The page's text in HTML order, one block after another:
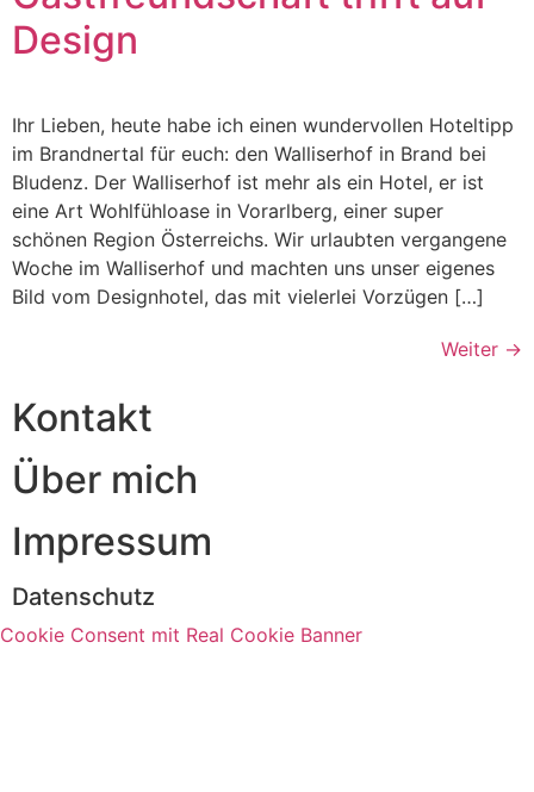
Design
Ihr Lieben, heute habe ich einen wundervollen Hoteltipp
im Brandnertal für euch: den Walliserhof in Brand bei
Bludenz. Der Walliserhof ist mehr als ein Hotel, er ist
eine Art Wohlfühloase in Vorarlberg, einer super
schönen Region Österreichs. Wir urlaubten vergangene
Woche im Walliserhof und machten uns unser eigenes
Bild vom Designhotel, das mit vielerlei Vorzügen […]
Weiter →
Kontakt
Über mich
Impressum
Datenschutz
Cookie Consent mit Real Cookie Banner